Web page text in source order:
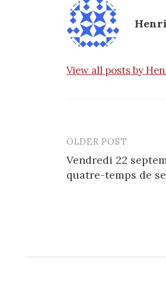
View all posts by
Post
navigation
OLDER POST
Vendredi 22
quatre-temps de